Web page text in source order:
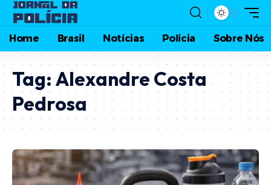
Home Brasil Notícias Polícia Sobre Nós
Tag: Alexandre Costa
Pedrosa